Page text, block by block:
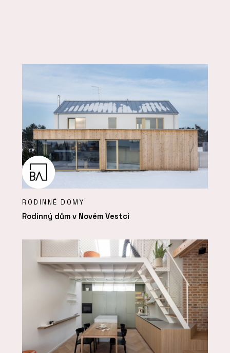
RODINNÉ DOMY
Rodinný dům v Novém Vestci